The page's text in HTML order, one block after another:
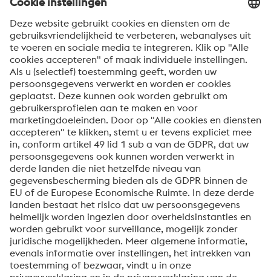
Land *
Bericht *
Om informatie over onze producten en diensten te
ontvangen, op de hoogte te blijven van onze
evenementen en nog veel meer, accepteert u uw
abonnement op de Uddeholm-nieuwsbrief.
Verzenden
Anti-robotverificatie
Klik om te starten
Friendly Captcha ⇗